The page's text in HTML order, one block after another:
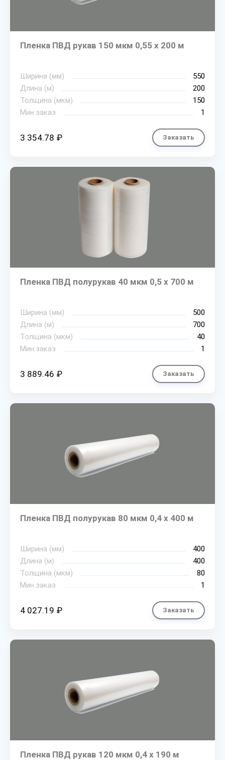
Пленка ПВД рукав 150 мкм 0,55 х 200 м
Ширина (мм)
550
Длина (м)
200
Толщина (мкм)
150
Мин.заказ
1
3 354.78 ₽ Заказать
Пленка ПВД полурукав 40 мкм 0,5 х 700 м
Ширина (мм)
500
Длина (м)
700
Толщина (мкм)
40
Мин.заказ
1
3 889.46 ₽ Заказать
Пленка ПВД полурукав 80 мкм 0,4 х 400 м
Ширина (мм)
400
Длина (м)
400
Толщина (мкм)
80
Мин.заказ
1
4 027.19 ₽ Заказать
Пленка ПВД рукав 120 мкм 0,4 х 190 м